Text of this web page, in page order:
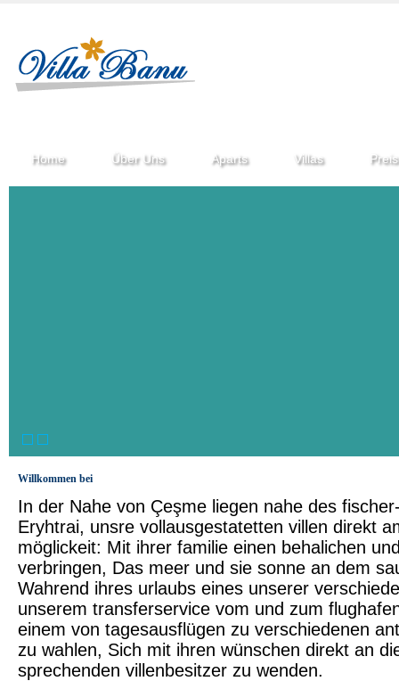
Home Über Uns Aparts Villas Preis
Willkommen bei
In der Nahe von Çeşme liegen nahe des
Eryhtrai, unsre vollausgestatetten villen direkt
möglickeit: Mit ihrer familie einen behalichen
verbringen, Das meer und sie sonne an dem
Wahrend ihres urlaubs eines unserer
unserem transferservice vom und zum
einem von tagesausflügen zu verschiedenen
zu wahlen, Sich mit ihren wünschen direkt an
sprechenden villenbesitzer zu wenden.